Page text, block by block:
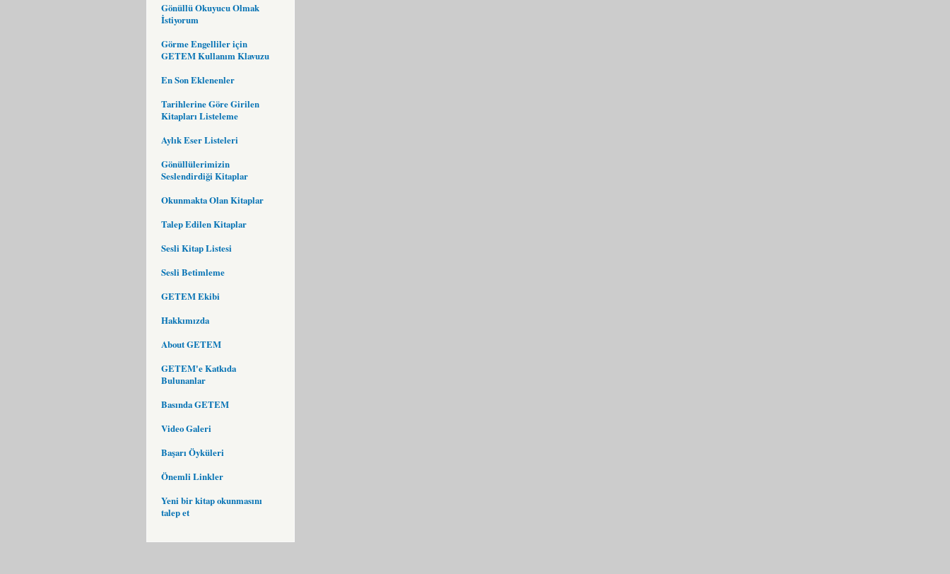
Gönüllü Okuyucu Olmak
İstiyorum
Görme Engelliler için
GETEM Kullanım Klavuzu
En Son Eklenenler
Tarihlerine Göre Girilen
Kitapları Listeleme
Aylık Eser Listeleri
Gönüllülerimizin
Seslendirdiği Kitaplar
Okunmakta Olan Kitaplar
Talep Edilen Kitaplar
Sesli Kitap Listesi
Sesli Betimleme
GETEM Ekibi
Hakkımızda
About GETEM
GETEM'e Katkıda
Bulunanlar
Basında GETEM
Video Galeri
Başarı Öyküleri
Önemli Linkler
Yeni bir kitap okunmasını
talep et